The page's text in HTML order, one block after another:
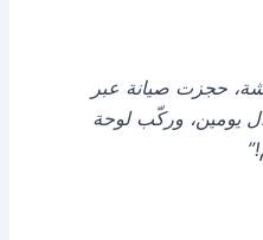
حجزت صيانة عبر
يومين، وركّب لوحة